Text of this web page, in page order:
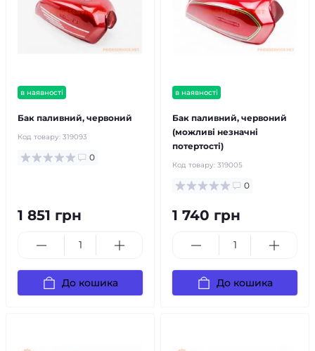
в наявності
Бак паливний, червоний
Код товару: 319093
0
1 851 грн
До кошика
в наявності
Бак паливний, червоний
(можливі незначні
потертості)
Код товару: 319005
0
1 740 грн
До кошика